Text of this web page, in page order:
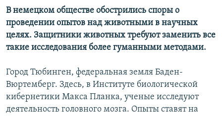
Все сайты РСЕ/РС
В немецком обществе обострились споры о
проведении опытов над животными в научных
целях. Защитники животных требуют заменить все
такие исследования более гуманными методами.
Город Тюбинген, федеральная земля Баден-
Вюртемберг. Здесь, в Институте биологической
кибернетики Макса Планка, ученые исследуют
деятельность головного мозга. Опыты ставят на